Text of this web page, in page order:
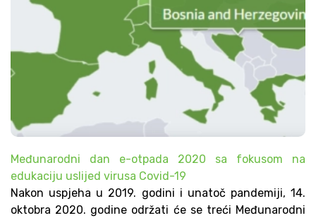
Međunarodni dan e-otpada 2020 sa fokusom na
edukaciju uslijed virusa Covid-19
Nakon uspjeha u 2019. godini i unatoč pandemiji, 14.
oktobra 2020. godine održati će se treći Međunarodni